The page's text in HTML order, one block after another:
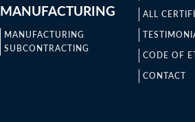
MANUFACTURING
MANUFACTURING
SUBCONTRACTING
ALL
CODE OF
CONTACT